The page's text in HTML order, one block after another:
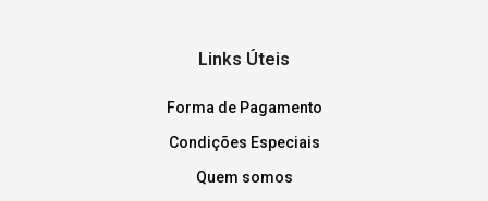
Links Úteis
Forma de Pagamento
Condições Especiais
Quem somos